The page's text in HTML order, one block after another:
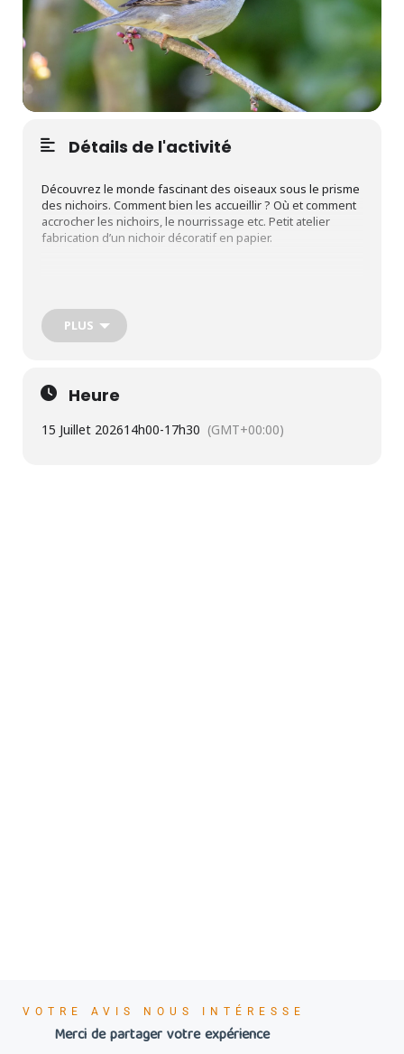
Détails de l'activité
Découvrez le monde fascinant des oiseaux sous le prisme
des nichoirs. Comment bien les accueillir ? Où et comment
accrocher les nichoirs, le nourrissage etc. Petit atelier
fabrication d’un nichoir décoratif en papier.
14h-15h30 & 16h-17h30
PLUS
Heure
15 Juillet 202614h00-17h30 (GMT+00:00)
VOTRE AVIS NOUS INTÉRESSE
Merci de partager votre expérience